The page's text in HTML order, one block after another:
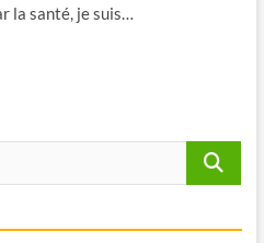
la santé, je suis…